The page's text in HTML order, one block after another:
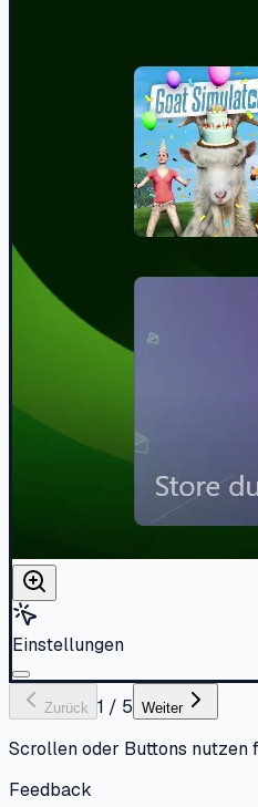
Einstellungen
Zurück 1 / 5 Weiter
Scrollen oder Buttons nutzen
Feedback